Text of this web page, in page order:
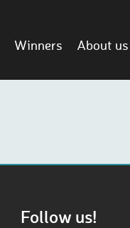
Winners About us
Follow us!